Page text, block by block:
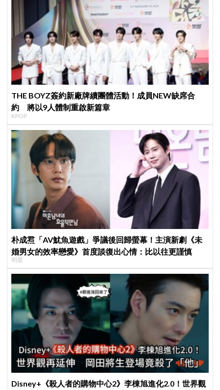
THE BOYZ簽約新廠牌續團體活動！成員NEW缺席合
約 將以9人體制重啟新篇章
KPOP
朴成焄「AV魷魚遊戲」爭議後回歸螢幕！主演新劇《未
婚男女的效率戀愛》首度談復出心情：比以往更謹慎
明星
Disney+《殺人者的購物中心2》李棟旭進化2.0！世界觀